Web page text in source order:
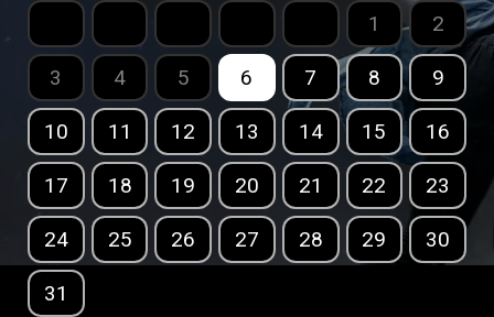
1 2
3 4 5 6 7 8 9
10 11 12 13 14 15 16
17 18 19 20 21 22 23
24 25 26 27 28 29 30
31